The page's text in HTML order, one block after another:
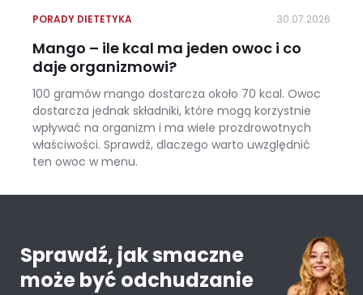
PORADY DIETETYKA 30.07.2026
Mango – ile kcal ma jeden owoc i co
daje organizmowi?
100 gramów mango dostarcza około 70 kcal. Owoc
dostarcza jednak składniki, które mogą korzystnie
wpływać na organizm i ma wiele prozdrowotnych
właściwości. Sprawdź, dlaczego warto uwzględnić
ten owoc w menu.
Sprawdź, jak smaczne
może być odchudzanie